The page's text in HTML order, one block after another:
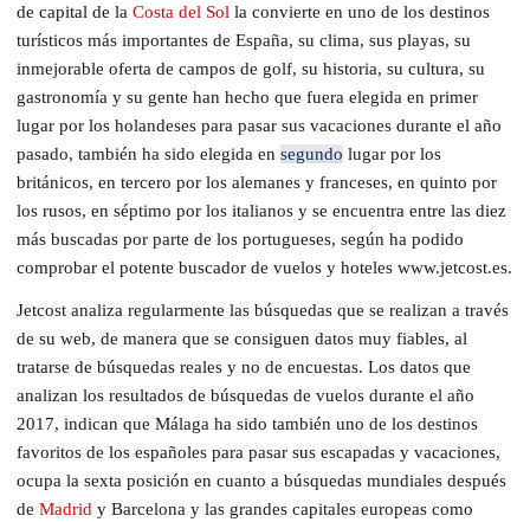
de capital de la Costa del Sol la convierte en uno de los destinos
turísticos más importantes de España, su clima, sus playas, su
inmejorable oferta de campos de golf, su historia, su cultura, su
gastronomía y su gente han hecho que fuera elegida en primer
lugar por los holandeses para pasar sus vacaciones durante el año
pasado, también ha sido elegida en segundo lugar por los
británicos, en tercero por los alemanes y franceses, en quinto por
los rusos, en séptimo por los italianos y se encuentra entre las diez
más buscadas por parte de los portugueses, según ha podido
comprobar el potente buscador de vuelos y hoteles www.jetcost.es.
Jetcost analiza regularmente las búsquedas que se realizan a través
de su web, de manera que se consiguen datos muy fiables, al
tratarse de búsquedas reales y no de encuestas. Los datos que
analizan los resultados de búsquedas de vuelos durante el año
2017, indican que Málaga ha sido también uno de los destinos
favoritos de los españoles para pasar sus escapadas y vacaciones,
ocupa la sexta posición en cuanto a búsquedas mundiales después
de Madrid y Barcelona y las grandes capitales europeas como